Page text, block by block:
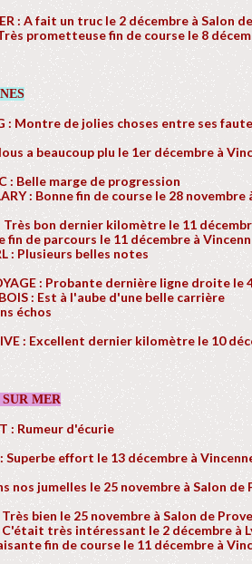
: A fait un truc le 2 décembre à Salon
prometteuse fin de course le 8
: Montre de jolies choses entre ses
a beaucoup plu le 1er décembre à
: Belle marge de progression
: Bonne fin de course le 28 novembre
Très bon dernier kilomètre le 11
fin de parcours le 11 décembre à
: Plusieurs belles notes
: Probante dernière ligne droite le
: Est à l'aube d'une belle carrière
échos
: Excellent dernier kilomètre le 10
MER
: Rumeur d'écurie
Superbe effort le 13 décembre à
nos jumelles le 25 novembre à Salon de
bien le 25 novembre à Salon de
C'était très intéressant le 2 décembre à
fin de course le 11 décembre à